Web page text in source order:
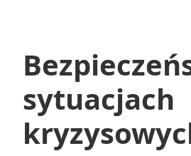
sytuacjach